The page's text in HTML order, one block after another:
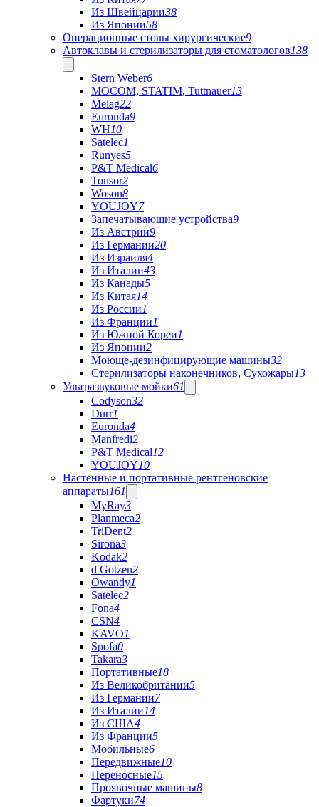
Из Швейцарии38
Из Японии58
Операционные столы хирургические9
Автоклавы и стерилизаторы для стоматологов138
Stern Weber6
MOCOM, STATIM, Tuttnauer13
Melag22
Euronda9
WH10
Satelec1
Runyes5
P&T Medical6
Tonsor2
Woson8
YOUJOY7
Запечатывающие устройства9
Из Австрии9
Из Германии20
Из Израиля4
Из Италии43
Из Канады5
Из Китая14
Из России1
Из Франции1
Из Южной Кореи1
Из Японии2
Моюще-дезинфицирующие машины32
Стерилизаторы наконечников, Сухожары13
Ультразвуковые мойки61
Codyson32
Durr1
Euronda4
Manfredi2
P&T Medical12
YOUJOY10
Настенные и портативные рентгеновские
аппараты161
MyRay3
Planmeca2
TriDent2
Sirona3
Kodak2
d Gotzen2
Owandy1
Satelec2
Fona4
CSN4
KAVO1
Spofa0
Takara3
Портативные18
Из Великобритании5
Из Германии7
Из Италии14
Из США4
Из Франции5
Мобильные6
Передвижные10
Переносные15
Проявочные машины8
Фартуки74